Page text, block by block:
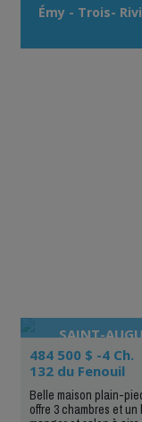
Émy - Trois-
SAINT-
484 500 $ -4 Ch.
132 du Fenouil
Belle maison plain-
offre 3 chambres et